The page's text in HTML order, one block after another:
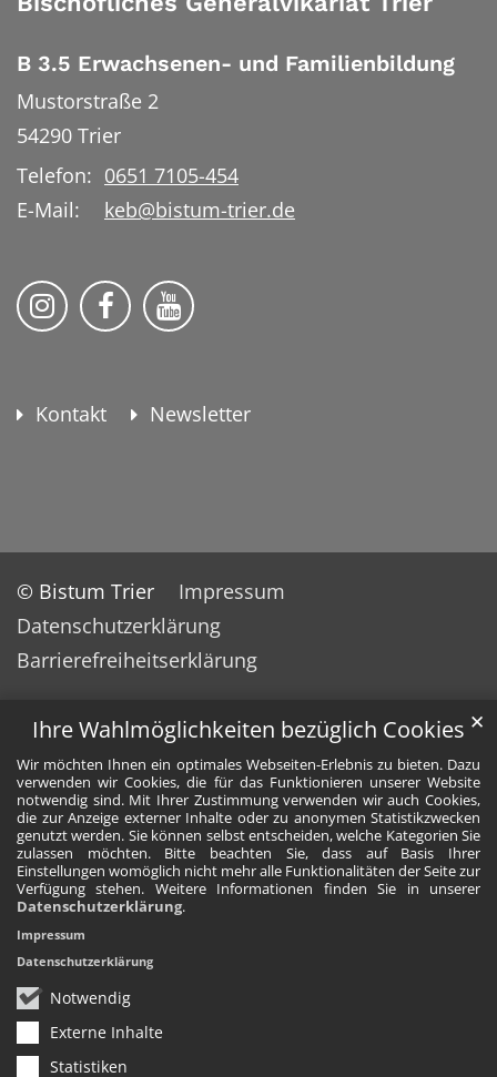
Ihre Wahlmöglichkeiten bezüglich Cookies
Wir möchten Ihnen ein optimales Webseiten-Erlebnis zu bieten. Dazu
verwenden wir Cookies, die für das Funktionieren unserer Website
notwendig sind. Mit Ihrer Zustimmung verwenden wir auch Cookies,
die zur Anzeige externer Inhalte oder zu anonymen Statistikzwecken
genutzt werden. Sie können selbst entscheiden, welche Kategorien Sie
zulassen möchten. Bitte beachten Sie, dass auf Basis Ihrer
Einstellungen womöglich nicht mehr alle Funktionalitäten der Seite zur
Verfügung stehen. Weitere Informationen finden Sie in unserer
Datenschutzerklärung.
Notwendig
Externe Inhalte
Statistiken
✕
Impressum
Datenschutzerklärung
B 3.5 Erwachsenen- und Familienbildung
Mustorstraße 2
54290 Trier
Telefon: 0651 7105-454
E-Mail:
keb@bistum-trier.de
KEB Bildung Leben auf Instagram
KEB Bildung Leben auf Facebook
KEB Bildung Leben auf
Kontakt Newsletter
© Bistum Trier
Impressum
Datenschutzerklärung
Barrierefreiheitserklärung